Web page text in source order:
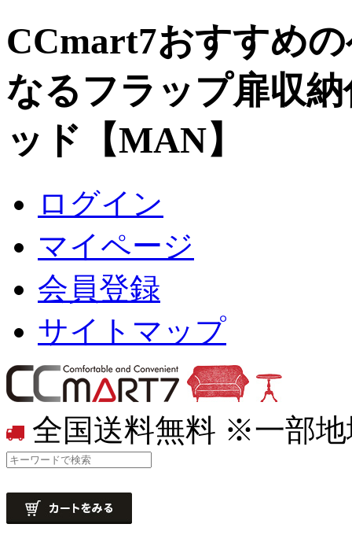
CCmart7おすすめ
なるフラップ扉収
ッド【MAN】
ログイン
マイページ
会員登録
サイトマップ
全国送料無料 ※一部地